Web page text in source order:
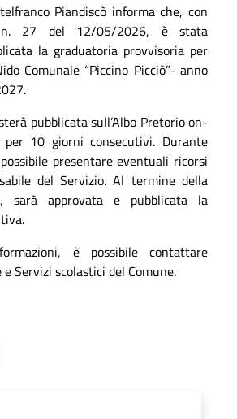
Piandiscò informa che, con
n. 27 del 12/05/2026, è stata
la graduatoria provvisoria per
Comunale “Piccino Picciò”- anno
pubblicata sull’Albo Pretorio on-
10 giorni consecutivi. Durante
presentare eventuali ricorsi
del Servizio. Al termine della
sarà approvata e pubblicata la
è possibile contattare
Servizi scolastici del Comune.